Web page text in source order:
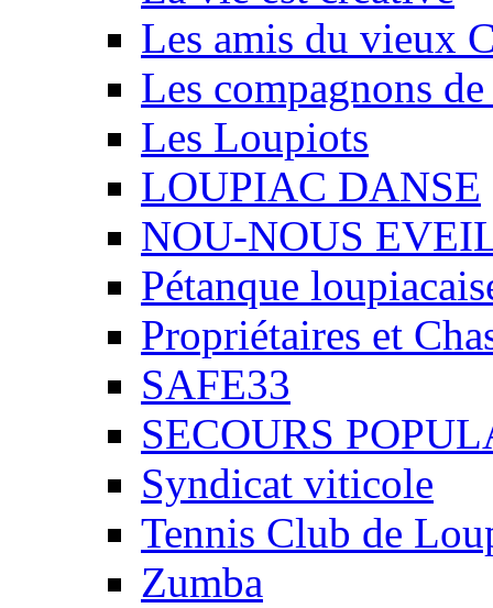
Les amis du vieux
Les compagnons
Les Loupiots
LOUPIAC DANSE
NOU-NOUS
Pétanque
Propriétaires et
SAFE33
SECOURS
Syndicat viticole
Tennis Club de
Zumba